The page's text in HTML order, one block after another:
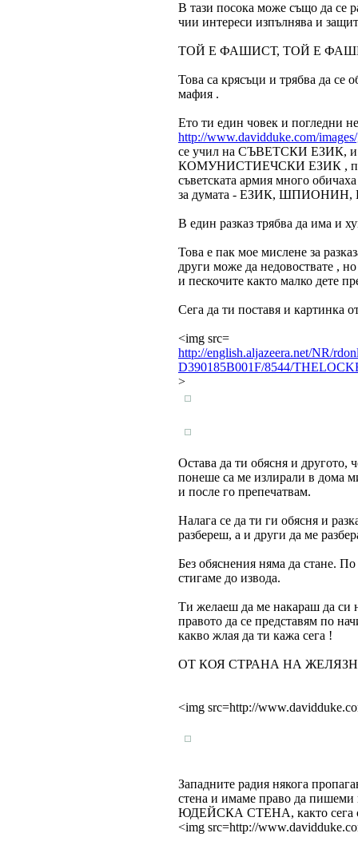
В тази посока може също да
чии интереси изпълнява и
ТОЙ Е ФАШИСТ, ТОЙ Е
Това са крясъци и трябва да се
мафия .
Ето ти един човек и погледни
http://www.davidduke.com/
се учил на СЪВЕТСКИ ЕЗИК, и
КОМУНИСТИЕЧСКИ ЕЗИК ,
съветската армия много
за думата - ЕЗИК, ШПИОНИН,
В един разказ трябва да има и
Това е пак мое мислене за
други може да недовоствате ,
и пескочите както малко дете
Сега да ти поставя и картинка
<img src=
http://english.aljazeera.net/NR/
D390185B001F/8544/
>
Остава да ти обясня и другото,
понеше са ме излирали в дома
и после го препечатвам.
Налага се да ти ги обясня и
разбереш, а и други да ме
Без обяснения няма да стане.
стигаме до извода.
Ти желаеш да ме накараш да
правото да се представям по
какво жлая да ти кажа сега !
ОТ КОЯ СТРАНА НА
<img src=http://
Западните радия някога
стена и имаме право да
ЮДЕЙСКА СТЕНА, както сега
<img src=http://